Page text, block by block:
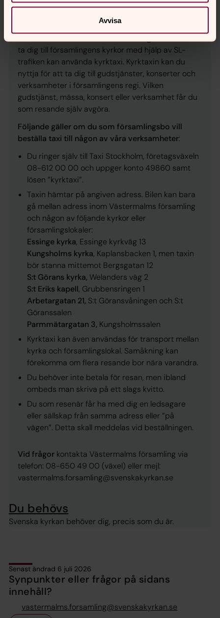
Avvisa
ta dig till församlingens kyrkor med hjälp av SL-
trafiken kan använda kyrktaxi. Kyrktaxin kan du
nyttja för att ta dig till gudstjänster, konserter och
verksamheter i församlingens regi. Vilken
gudstjänst, mässa, konsert eller verksamhet får du
som resande själv avgöra.
Följande gäller om du som församlingsbo vill
beställa taxi till någon av våra verksamheter:
Du ringer själv till Taxi Stockholm, företagsväxeln
08-612 00 00 och uppger konto 49860 samt
lösen ”kyrktaxi”.
Taxin hämtar på angiven adress. Bilen kan bara
gå mellan adress inom Västermalms församling
och någon av följande kyrkor eller
församlingslokaler:
Essinge kyrka, Essinge kyrkväg 13
Kungsholms kyrka, Kaplansbacken 1, men taxin
bör stanna mittemot Bergsgatan 12
S:t Görans kyrka, Welanders väg 2
S:t Eriks kapell, Grubbensringen 1
Arbetargatan 21, S:t Göransvåningen och S:t
Göranssalen
Parmmätargatan 3, Kungsholmssalen
Kyrktaxi kan även användas för transport mellan
kyrka och församlingslokal. Samåkning kan
förekomma om flera resande bor nära varandra.
Du behöver inte betala för resan, men ibland
ombeds man skriva på ett slags kvitto.
Du som resenär får ha med dig en ledsagare
eller sällskap från samma adress eller ”på
vägen”. Detta skall meddelas vid beställningen.
Vid frågor kontakta Västermalms församling via
telefon: 08-650 49 00 (växel) eller mejl:
vastermalms.forsamling@svenskakyrkan.se
Du behövs
Svenska kyrkan behöver dig, precis som du är.
Senast ändrad 6 juli 2026
Synpunkter eller frågor på sidans
innehåll?
vastermalms.forsamling@svenskakyrkan.se